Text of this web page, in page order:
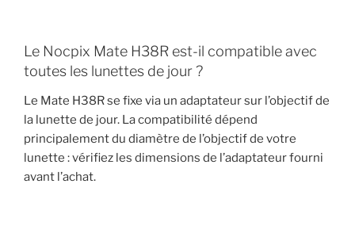
Le Nocpix Mate H38R est-il compatible avec
toutes les lunettes de jour ?
Le Mate H38R se fixe via un adaptateur sur l’objectif de
la lunette de jour. La compatibilité dépend
principalement du diamètre de l’objectif de votre
lunette : vérifiez les dimensions de l’adaptateur fourni
avant l’achat.